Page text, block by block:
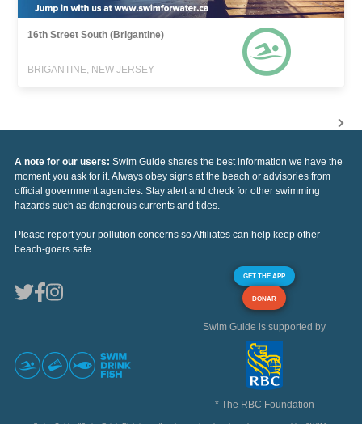
16th Street South (Brigantine)
BRIGANTINE, NEW JERSEY
A note for our users: Swim Guide shares the best information we have the
moment you ask for it. Always obey signs at the beach or advisories from
official government agencies. Stay alert and check for other swimming
hazards such as dangerous currents and tides.
Please report your pollution concerns so Affiliates can help keep other
beach-goers safe.
GET THE APP
DONAR
Swim Guide is supported by
* The RBC Foundation